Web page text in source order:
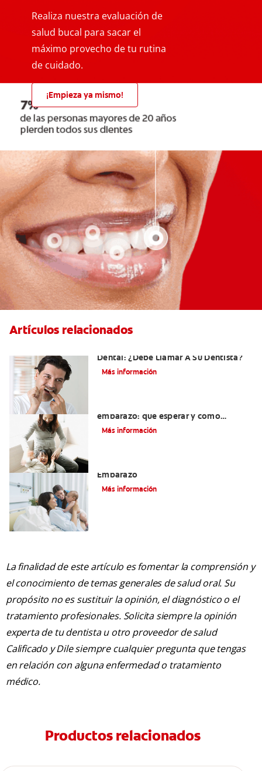
Realiza nuestra evaluación de
salud bucal para sacar el
máximo provecho de tu rutina
de cuidado.
¡Empieza ya mismo!
Artículos relacionados
Dental: ¿Debe Llamar A Su Dentista?
Más información
embarazo: qué esperar y cómo
tratarlos
Más información
Embarazo
Más información
La finalidad de este artículo es fomentar la comprensión y
el conocimiento de temas generales de salud oral. Su
propósito no es sustituir la opinión, el diagnóstico o el
tratamiento profesionales. Solicita siempre la opinión
experta de tu dentista u otro proveedor de salud
Calificado y Dile siempre cualquier pregunta que tengas
en relación con alguna enfermedad o tratamiento
médico.
Productos relacionados